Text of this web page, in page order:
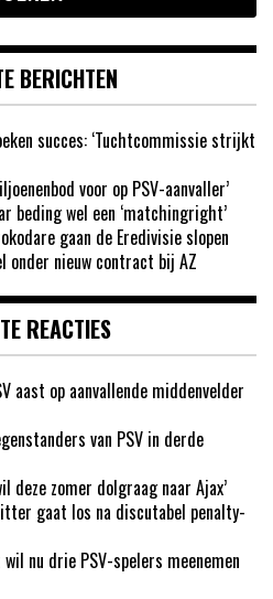
BERICHTEN
succes: ‘Tuchtcommissie strijkt
voor op PSV-aanvaller’
beding wel een ‘matchingright’
gaan de Eredivisie slopen
onder nieuw contract bij AZ
REACTIES
aast op aanvallende middenvelder
van PSV in derde
deze zomer dolgraag naar Ajax’
gaat los na discutabel penalty-
nu drie PSV-spelers meenemen